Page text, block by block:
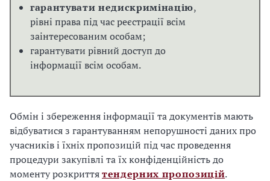
гарантувати недискримінацію,
рівні права під час реєстрації всім
заінтересованим особам;
гарантувати рівний доступ до
інформації всім особам.
Обмін і збереження інформації та документів мають
відбуватися з гарантуванням непорушності даних про
учасників і їхніх пропозицій під час проведення
процедури закупівлі та їх конфіденційність до
моменту розкриттятендерних пропозицій.